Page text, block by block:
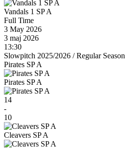
Vandals 1 SP A
Full Time
3 May 2026
3 maj 2026
13:30
Slowpitch 2025/2026 /Regular Season
Pirates SP A
Pirates SP A
14
-
10
Cleavers SP A